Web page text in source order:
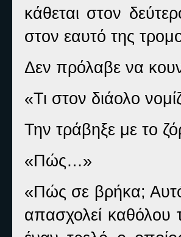
κάθεται στον
στον εαυτό της
Δεν πρόλαβε να
«Τι στον διάολο
Την τράβηξε με το
«Πώς…»
«Πώς σε βρήκα;
απασχολεί